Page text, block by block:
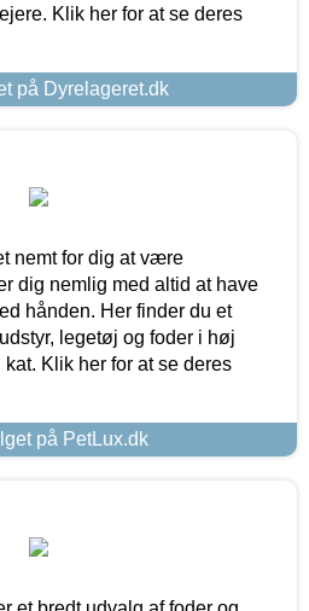
Klik her for at se deres
på Dyrelageret.dk
nemt for dig at være
dig nemlig med altid at have
hånden. Her finder du et
legetøj og foder i høj
Klik her for at se deres
på PetLux.dk